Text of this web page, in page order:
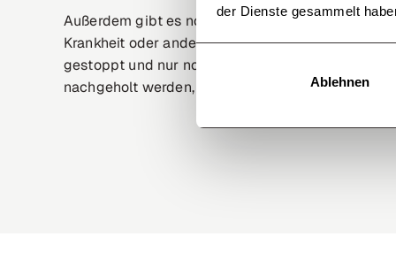
der Dienste gesammelt
Ablehnen
Außerdem gibt es noch Darlehen, die eine
Krankheit oder anderen Schicksalsschlägen
gestoppt und nur noch Zinsen bezahlt werden.
nachgeholt werden, was zu einer höheren